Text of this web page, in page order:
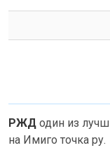
РЖД один из
на Имиго точка ру.